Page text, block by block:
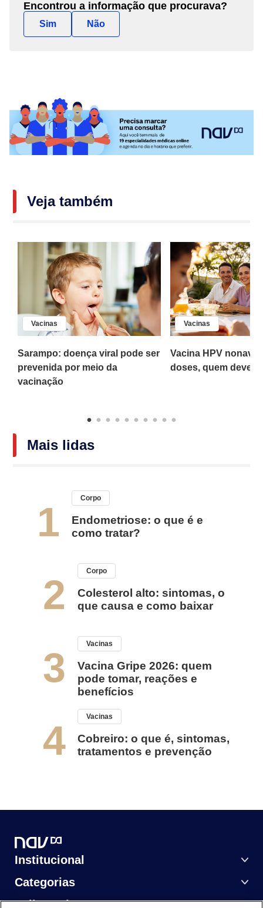
Encontrou a informação que procurava?
Sim Não
Veja também
Vacinas
Sarampo: doença viral pode ser
prevenida por meio da
vacinação
Vacinas
Vacina HPV
doses, quem deve
Mais lidas
1
Corpo
Endometriose: o que é e
como tratar?
2
Corpo
Colesterol alto: sintomas, o
que causa e como baixar
3
Vacinas
Vacina Gripe 2026: quem
pode tomar, reações e
benefícios
4
Vacinas
Cobreiro: o que é, sintomas,
tratamentos e prevenção
Institucional
Categorias
Saiba Mais